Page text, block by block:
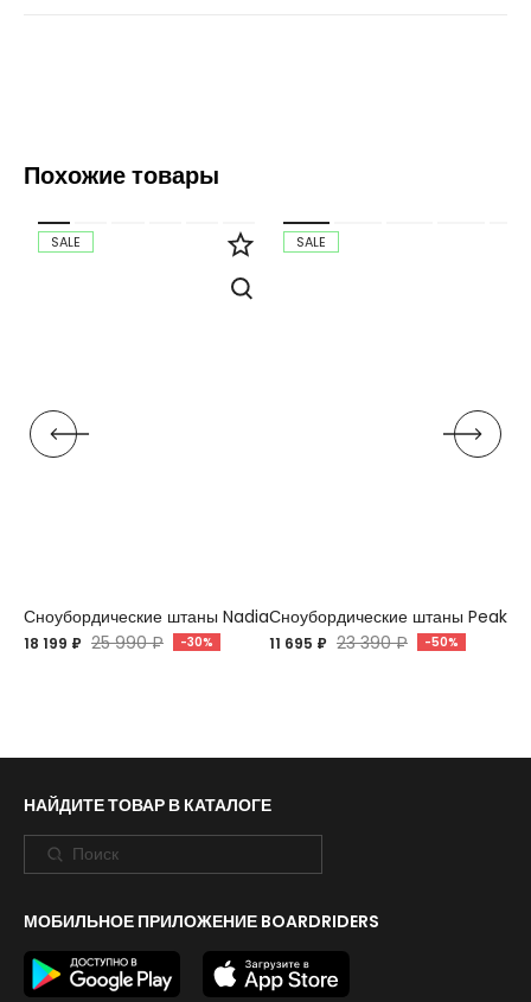
Похожие товары
SALE
Сноубордические штаны Nadia
18 199 ₽ 25 990 ₽ -30%
SALE
Сноубордические штаны Peak
11 695 ₽ 23 390 ₽ -50%
НАЙДИТЕ ТОВАР В КАТАЛОГЕ
МОБИЛЬНОЕ ПРИЛОЖЕНИЕ BOARDRIDERS